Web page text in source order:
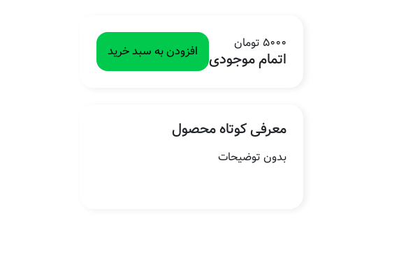
5000 تومان
اتمام موجودی افزودن به سبد خرید
معرفی کوتاه محصول
بدون توضیحات